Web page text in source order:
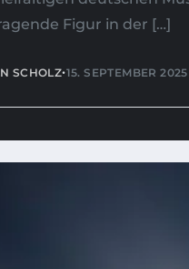
Figur in der […]
SCHOLZ•15. SEPTEMBER 2025